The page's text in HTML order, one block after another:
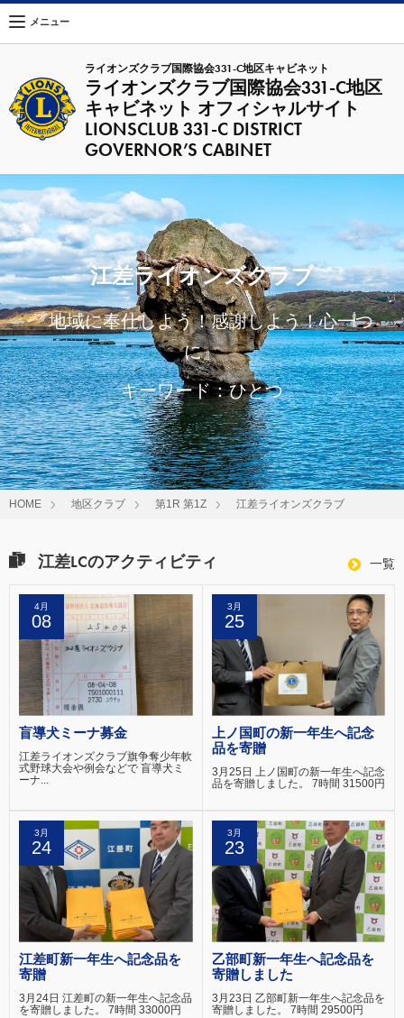
ライオンズクラブ国際協会331-C地区キャビネット
ライオンズクラブ国際協会331-C地区
キャビネット オフィシャルサイト
LIONSCLUB 331-C DISTRICT
GOVERNOR’S CABINET
メニュー
江差ライオンズクラブ
『地域に奉仕しよう！感謝しよう！心一つ
に』
キーワード：ひとつ
HOME 地区クラブ 第1R 第1Z 江差ライオンズクラブ
江差LCのアクティビティ 一覧
4月
08
盲導犬ミーナ募金
江差ライオンズクラブ旗争奪少年軟
式野球大会や例会などで 盲導犬ミ
ーナ...
3月
25
上ノ国町の新一年生へ記念
品を寄贈
3月25日 上ノ国町の新一年生へ記念
品を寄贈しました。 7時間 31500円
3月
24
江差町新一年生へ記念品を
寄贈
3月24日 江差町の新一年生へ記念品
を寄贈しました。 7時間 33000円
3月
23
乙部町新一年生へ記念品を
寄贈しました
3月23日 乙部町新一年生へ記念品を
寄贈しました。 7時間 29500円